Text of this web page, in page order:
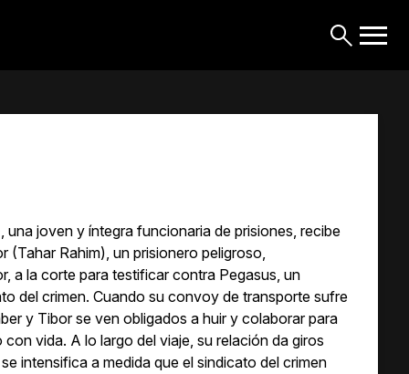
joven y íntegra funcionaria de prisiones, recibe
(Tahar Rahim), un prisionero peligroso,
a la corte para testificar contra Pegasus, un
del crimen. Cuando su convoy de transporte sufre
y Tibor se ven obligados a huir y colaborar para
vida. A lo largo del viaje, su relación da giros
intensifica a medida que el sindicato del crimen